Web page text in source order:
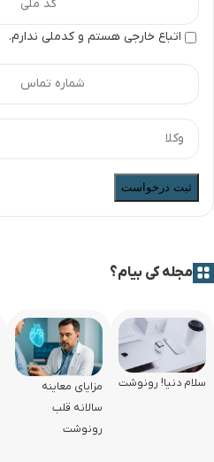
اتباع خارجی هستم و کدملی ندارم.
ثبت درخواست
مجله کی بیام؟
سلام دنیا! رونوشت
مزایای معاینه
سالانه قلب
رونوشت